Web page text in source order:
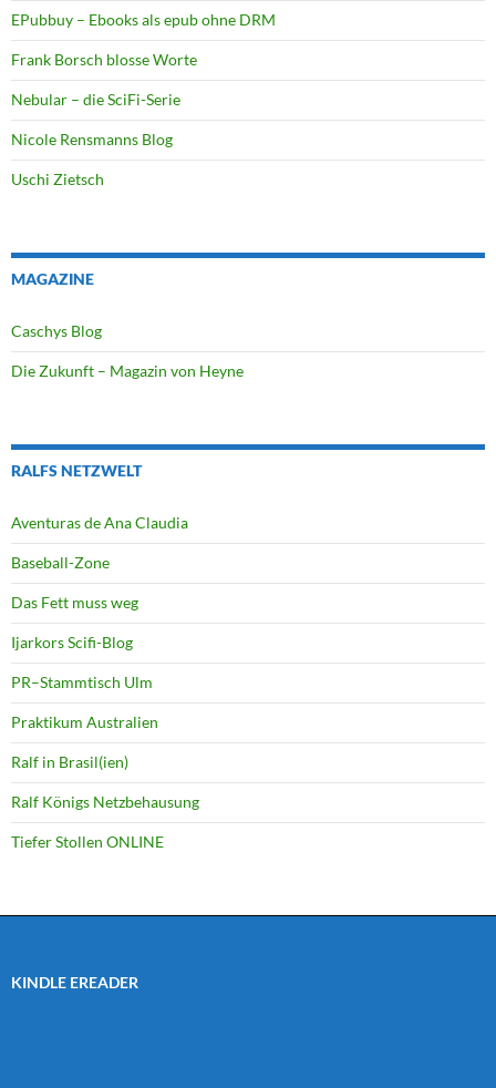
EPubbuy – Ebooks als epub ohne DRM
Frank Borsch blosse Worte
Nebular – die SciFi-Serie
Nicole Rensmanns Blog
Uschi Zietsch
MAGAZINE
Caschys Blog
Die Zukunft – Magazin von Heyne
RALFS NETZWELT
Aventuras de Ana Claudia
Baseball-Zone
Das Fett muss weg
Ijarkors Scifi-Blog
PR–Stammtisch Ulm
Praktikum Australien
Ralf in Brasil(ien)
Ralf Königs Netzbehausung
Tiefer Stollen ONLINE
KINDLE EREADER